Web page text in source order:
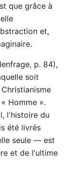
que grâce à
et,
p. 84),
soit
Homme ».
l'histoire du
été livrés
seule — est
et de l'ultime